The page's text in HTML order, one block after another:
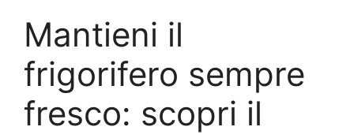
Mantieni il
frigorifero sempre
fresco: scopri il